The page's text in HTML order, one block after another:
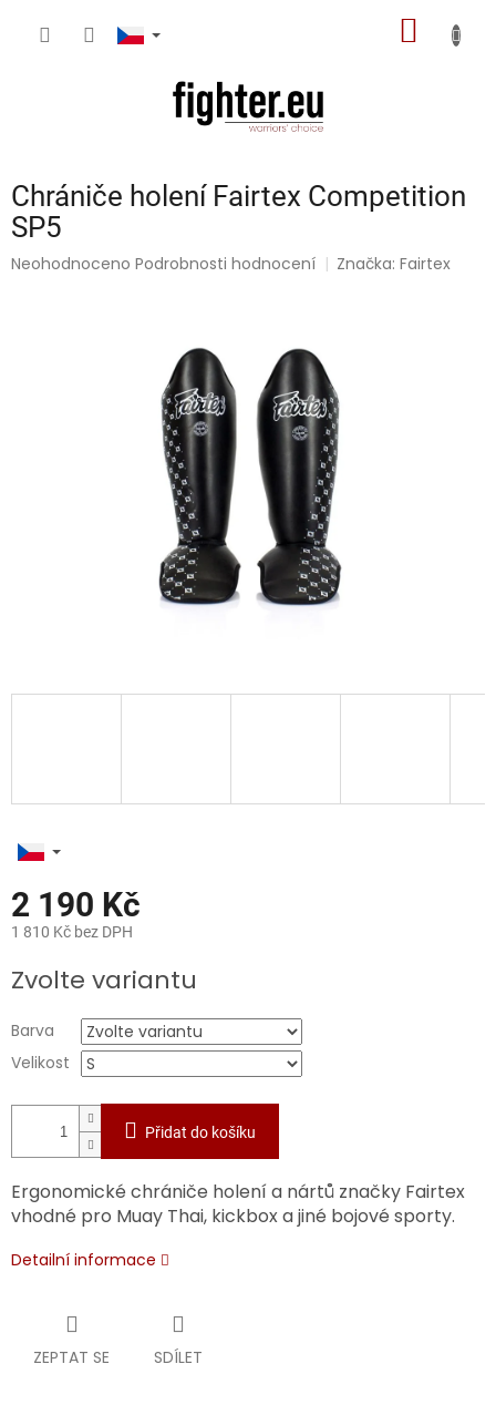
Chrániče holení Fairtex Competition
SP5
Průměrné
Neohodnoceno Podrobnosti hodnocení Značka:Fairtex
2 190 Kč
1 810 Kč bez DPH
cena:
Zvolte variantu
Barva
Velikost
Přidat do košíku
Ergonomické chrániče holení a nártů značky Fairtex
vhodné pro Muay Thai, kickbox a jiné bojové sporty.
Detailní informace
ZEPTAT SE SDÍLET